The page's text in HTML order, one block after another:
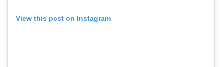
View this post on Instagram